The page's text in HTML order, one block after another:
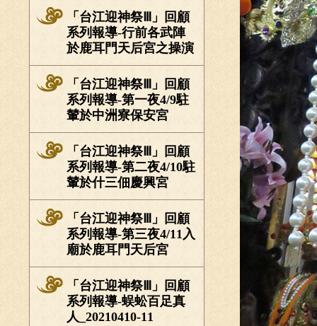
「台江迎神祭Ⅲ」回顧
系列報導-行前各武陣
於鹿耳門天后宮之操演
「台江迎神祭Ⅲ」回顧
系列報導-第一夜4/9駐
輦於中洲寮保安宮
「台江迎神祭Ⅲ」回顧
系列報導-第二夜4/10駐
輦於什三佃慶興宮
「台江迎神祭Ⅲ」回顧
系列報導-第三夜4/11入
廟於鹿耳門天后宮
「台江迎神祭Ⅲ」回顧
系列報導-蜈蚣百足真
人_20210410-11